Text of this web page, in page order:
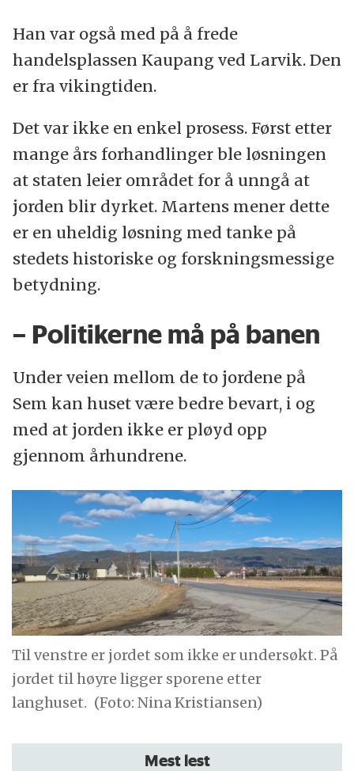
Han var også med på å frede
handelsplassen Kaupang ved Larvik. Den
er fra vikingtiden.
Det var ikke en enkel prosess. Først etter
mange års forhandlinger ble løsningen
at staten leier området for å unngå at
jorden blir dyrket. Martens mener dette
er en uheldig løsning med tanke på
stedets historiske og forskningsmessige
betydning.
– Politikerne må på banen
Under veien mellom de to jordene på
Sem kan huset være bedre bevart, i og
med at jorden ikke er pløyd opp
gjennom århundrene.
Til venstre er jordet som ikke er undersøkt. På
jordet til høyre ligger sporene etter
langhuset. (Foto: Nina Kristiansen)
Mest lest